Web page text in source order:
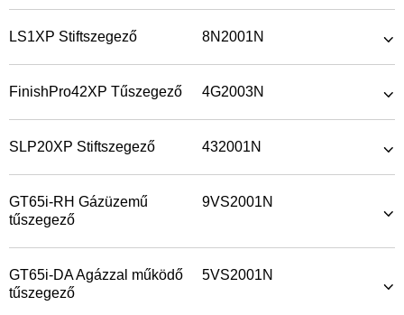
LS1XP Stiftszegező 8N2001N
FinishPro42XP Tűszegező 4G2003N
SLP20XP Stiftszegező 432001N
GT65i-RH Gázüzemű
tűszegező
9VS2001N
GT65i-DA Agázzal működő
tűszegező
5VS2001N